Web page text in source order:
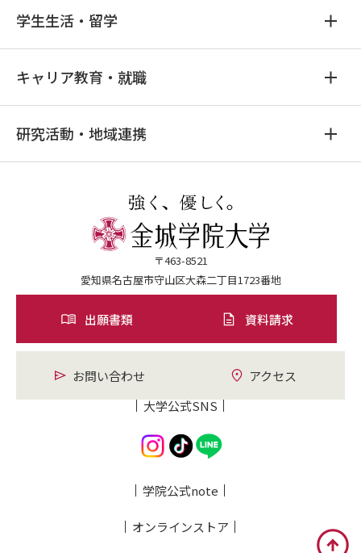
学生生活・留学
キャリア教育・就職
研究活動・地域連携
〒463-8521
愛知県名古屋市守山区大森二丁目1723番地
出願書類 資料請求
お問い合わせ
アクセス
大学公式SNS
学院公式note
オンラインストア